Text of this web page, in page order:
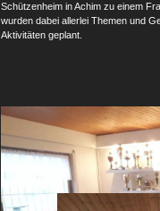
Schützenheim in Achim zu einem
wurden dabei allerlei Themen und
Aktivitäten geplant.